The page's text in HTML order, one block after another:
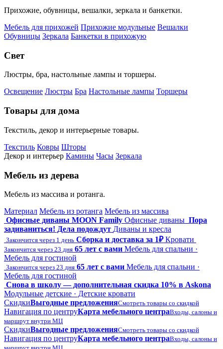
Прихожие, обувницы, вешалки, зеркала и банкетки.
Мебель для прихожей Прихожие модульные Вешалки
Обувницы Зеркала Банкетки в прихожую
Свет
Люстры, бра, настольные лампы и торшеры.
Освещение Люстры Бра Настольные лампы Торшеры
Товары для дома
Текстиль, декор и интерьерные товары.
Текстиль Ковры Шторы
Декор и интерьер Камины Часы Зеркала
Мебель из дерева
Мебель из массива и ротанга.
Материал Мебель из ротанга Мебель из массива
Офисные диваны MOON Family Офисные диваны Пора
задиваниться! Дела подождут Диваны и кресла
Закончится через 1 день Сборка и доставка за 1₽ Кровати
Закончится через 23 дня 65 лет с вами Мебель для спальни ·
Мебель для гостиной
Закончится через 23 дня 65 лет с вами Мебель для спальни ·
Мебель для гостиной
Снова в школу — дополнительная скидка 10% в Askona
Модульные детские · Детские кровати
СкидкиВыгодные предложенияСмотреть товары со скидкой
Навигация по центруКарта мебельного центраВходы, салоны и
маршрут внутри МЦ
СкидкиВыгодные предложенияСмотреть товары со скидкой
Навигация по центруКарта мебельного центраВходы, салоны и